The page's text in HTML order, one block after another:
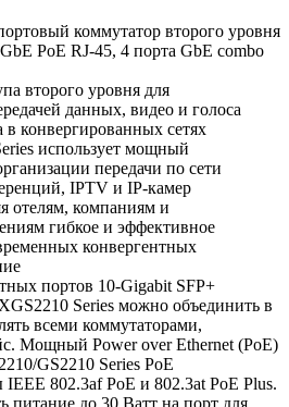
коммутатор второго уровня
PoE RJ-45, 4 порта GbE combo
второго уровня для
данных, видео и голоса
конвергированных сетях
использует мощный
передачи по сети
IPTV и IP-камер
отелям, компаниям и
гибкое и эффективное
конвергентных
портов 10-Gigabit SFP+
Series можно объединить в
всеми коммутаторами,
Мощный Power over Ethernet (PoE)
GS2210 Series PoE
802.3af PoE и 802.3at PoE Plus.
питание до 30 Ватт на порт для